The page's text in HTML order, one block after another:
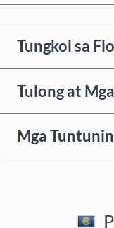
Tungkol sa
Tulong at
Mga